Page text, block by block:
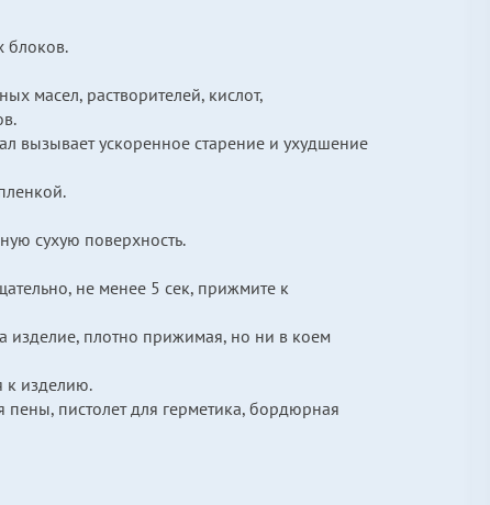
блоков.
масел, растворителей, кислот,
вызывает ускоренное старение и ухудшение
сухую поверхность.
не менее 5 сек, прижмите к
изделие, плотно прижимая, но ни в коем
к изделию.
пены, пистолет для герметика, бордюрная